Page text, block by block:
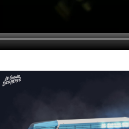
Show larger version